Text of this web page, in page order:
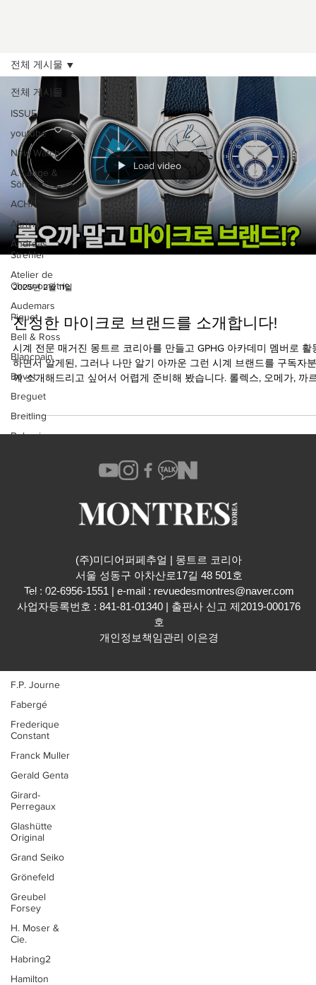
전체 게시물
ISSUE
youtube
New Watch
A. Lange &
Söhne
ACHI
Akrivia
Andreas
Strehler
Atelier de
Chronométrie
Audemars
Piguet
Bell & Ross
Blancpain
Bovet
Breguet
Breitling
Bulgari
Chopard
Chronoswiss
F.P. Journe
Fabergé
Frederique
Constant
Franck Muller
Gerald Genta
Girard-
Perregaux
Glashütte
Original
Grand Seiko
Grönefeld
Greubel
Forsey
H. Moser &
Cie.
Habring2
Hamilton
전체 게시물
Load video
2025년 2월 11일
진정한 마이크로 브랜드를 소개합니다!
시계 전문 매거진 몽트르 코리아를 만들고 GPHG 아카데미 멤버로 활
하면서 알게된, 그러나 나만 알기 아까운 그런 시계 브랜드를 구독자
께 소개해드리고 싶어서 어렵게 준비해 봤습니다. 롤렉스, 오메가, 까
에도 좋아하지만 전형적인 시계와는...
(주)미디어퍼페추얼 | 몽트르 코리아
​서울 성동구 아차산로17길 48 501호
Tel : 02-6956-1551 | e-mail : revuedesmontres@naver.com
사업자등록번호 : 841-81-01340 | 출판사 신고 제2019-000176
호
개인정보책임관리 이은경